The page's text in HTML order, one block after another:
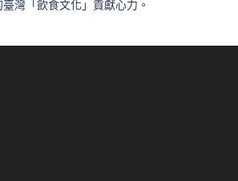
灣「飲食文化」貢獻心力。